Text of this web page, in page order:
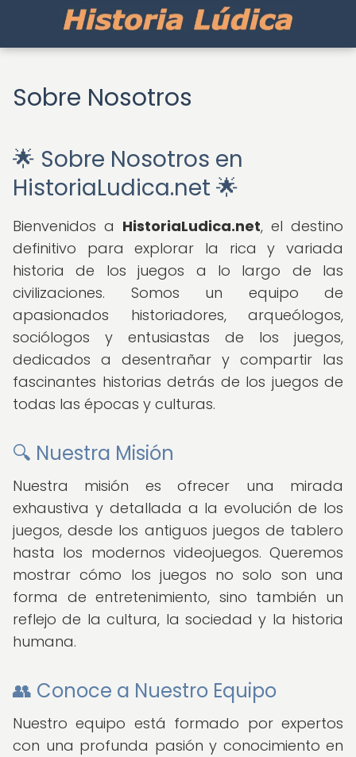
Sobre Nosotros
🌟 Sobre Nosotros en
HistoriaLudica.net 🌟
Bienvenidos a HistoriaLudica.net, el destino
definitivo para explorar la rica y variada
historia de los juegos a lo largo de las
civilizaciones. Somos un equipo de
apasionados historiadores, arqueólogos,
sociólogos y entusiastas de los juegos,
dedicados a desentrañar y compartir las
fascinantes historias detrás de los juegos de
todas las épocas y culturas.
🔍 Nuestra Misión
Nuestra misión es ofrecer una mirada
exhaustiva y detallada a la evolución de los
juegos, desde los antiguos juegos de tablero
hasta los modernos videojuegos. Queremos
mostrar cómo los juegos no solo son una
forma de entretenimiento, sino también un
reflejo de la cultura, la sociedad y la historia
humana.
👥 Conoce a Nuestro Equipo
Nuestro equipo está formado por expertos
con una profunda pasión y conocimiento en